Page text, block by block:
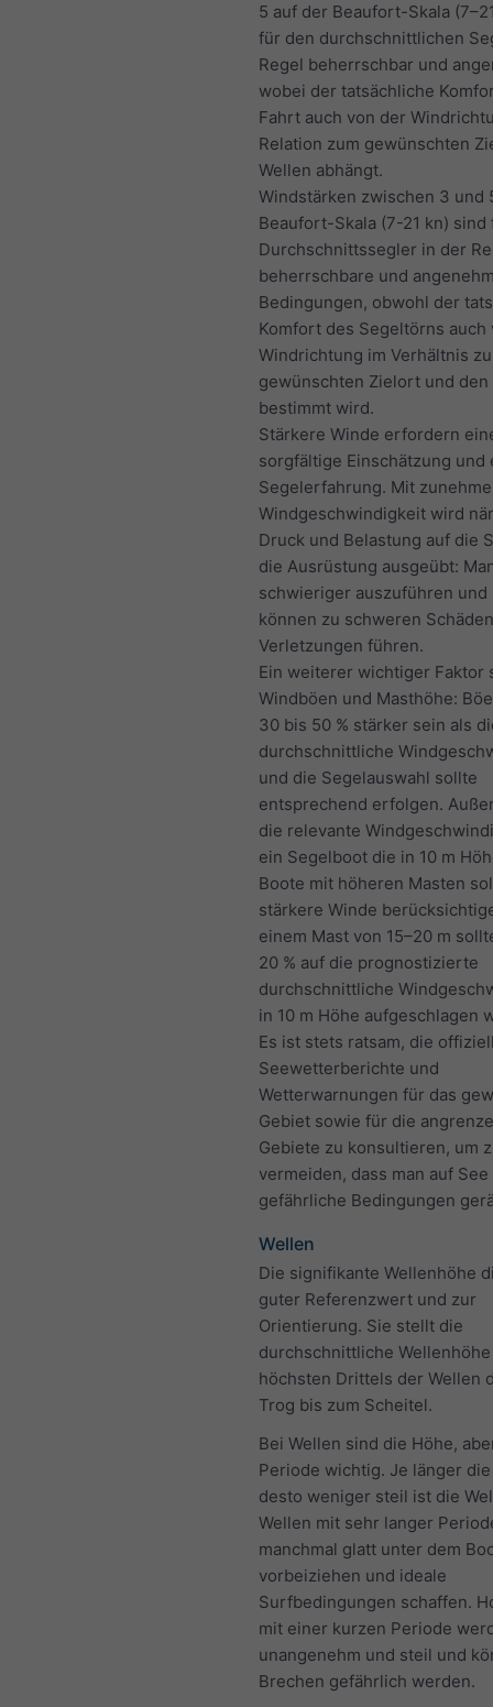
5 auf der Beaufort-Skala
für den durchschnittlichen
Regel beherrschbar und
wobei der tatsächliche
Fahrt auch von der
Relation zum gewünschten
Wellen abhängt.
Windstärken zwischen 3 und
Beaufort-Skala (7-21 kn) sind
Durchschnittssegler in der
beherrschbare und
Bedingungen, obwohl der
Komfort des Segeltörns auch
Windrichtung im Verhältnis
gewünschten Zielort und den
bestimmt wird.
Stärkere Winde erfordern
sorgfältige Einschätzung und
Segelerfahrung. Mit
Windgeschwindigkeit wird
Druck und Belastung auf die
die Ausrüstung ausgeübt:
schwieriger auszuführen und
können zu schweren
Verletzungen führen.
Ein weiterer wichtiger Faktor
Windböen und Masthöhe:
30 bis 50 % stärker sein als
durchschnittliche
und die Segelauswahl sollte
entsprechend erfolgen.
die relevante
ein Segelboot die in 10 m
Boote mit höheren Masten
stärkere Winde
einem Mast von 15–20 m
20 % auf die prognostizierte
durchschnittliche
in 10 m Höhe aufgeschlagen
Es ist stets ratsam, die
Seewetterberichte und
Wetterwarnungen für das
Gebiet sowie für die
Gebiete zu konsultieren, um
vermeiden, dass man auf See
gefährliche Bedingungen
Wellen
Die signifikante Wellenhöhe
guter Referenzwert und zur
Orientierung. Sie stellt die
durchschnittliche
höchsten Drittels der Wellen
Trog bis zum Scheitel.
Bei Wellen sind die Höhe,
Periode wichtig. Je länger
desto weniger steil ist die
Wellen mit sehr langer
manchmal glatt unter dem
vorbeiziehen und ideale
Surfbedingungen schaffen.
mit einer kurzen Periode
unangenehm und steil und
Brechen gefährlich werden.